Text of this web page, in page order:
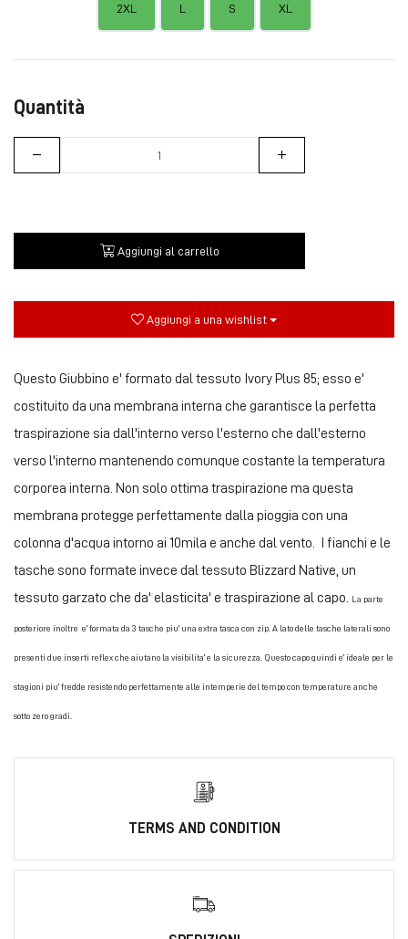
2XL L S XL
Quantità
Aggiungi al carrello
Aggiungi a una wishlist
Questo Giubbino e' formato dal tessuto Ivory Plus 85; esso e'
costituito da una membrana interna che garantisce la perfetta
traspirazione sia dall'interno verso l'esterno che dall'esterno
verso l'interno mantenendo comunque costante la temperatura
corporea interna. Non solo ottima traspirazione ma questa
membrana protegge perfettamente dalla pioggia con una
colonna d'acqua intorno ai 10mila e anche dal vento. I fianchi e le
tasche sono formate invece dal tessuto Blizzard Native, un
tessuto garzato che da' elasticita' e traspirazione al capo.
La parte
posteriore inoltre e' formata da 3 tasche piu' una extra tasca con zip. A lato delle tasche laterali sono
presenti due inserti reflex che aiutano la visibilita' e la sicurezza. Questo capo quindi e' ideale per le
stagioni piu' fredde resistendo perfettamente alle intemperie del tempo con temperature anche
sotto zero gradi.
TERMS AND CONDITION